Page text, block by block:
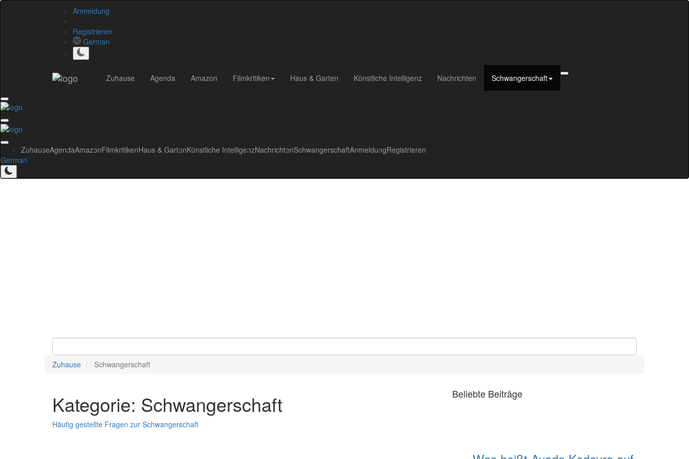
Anmeldung
Registrieren
German
Zuhause Agenda Amazon Filmkritiken Haus & Garten Künstliche Intelligenz Nachrichten Schwangerschaft
ZuhauseAgendaAmazonFilmkritikenHaus & GartenKünstliche IntelligenzNachrichtenSchwangerschaftAnmeldungRegistrieren
German
Zuhause Schwangerschaft
Kategorie: Schwangerschaft
Häufig gestellte Fragen zur Schwangerschaft
Beliebte Beiträge